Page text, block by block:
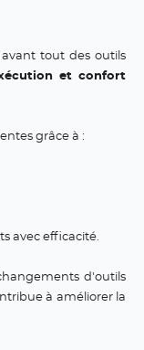
avant tout des outils
et confort
grâce à :
avec efficacité.
d'outils
à améliorer la